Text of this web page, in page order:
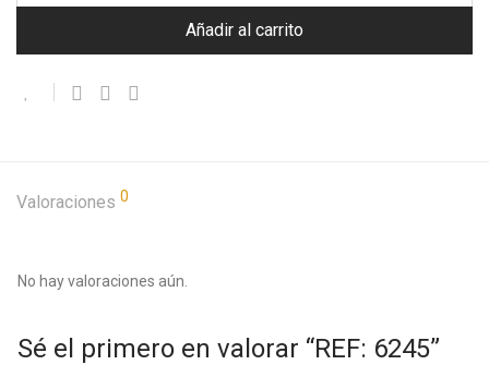
Añadir al carrito
Valoraciones 0
No hay valoraciones aún.
Sé el primero en valorar “REF: 6245”